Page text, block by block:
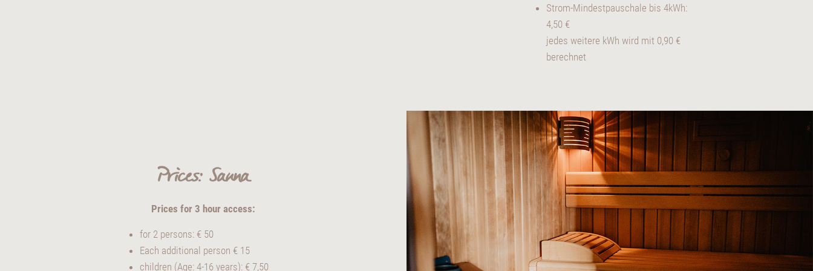
Strom-Mindestpauschale bis 4kWh:
4,50 €
jedes weitere kWh wird mit 0,90 €
berechnet
Prices: Sauna
Prices for 3 hour access:
for 2 persons: € 50
Each additional person € 15
children (Age: 4-16 years): € 7,50